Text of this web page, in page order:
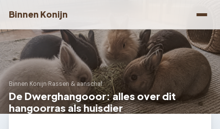
Binnen Konijn
Binnen Konijn›Rassen & aanschaf
De Dwerghangooor: alles over dit
hangoorras als huisdier